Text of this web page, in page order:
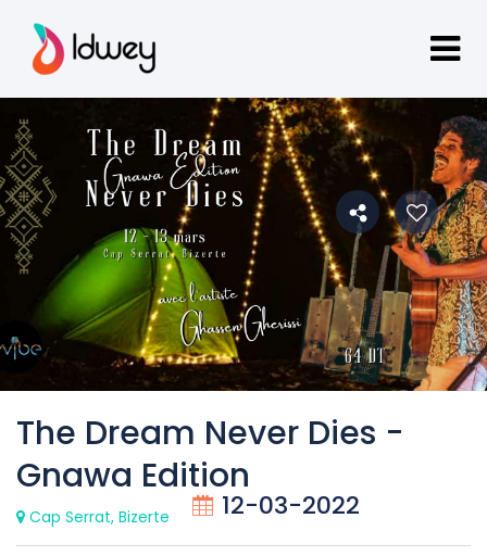
The Dream Never Dies -
Gnawa Edition
Cap Serrat, Bizerte 12-03-2022